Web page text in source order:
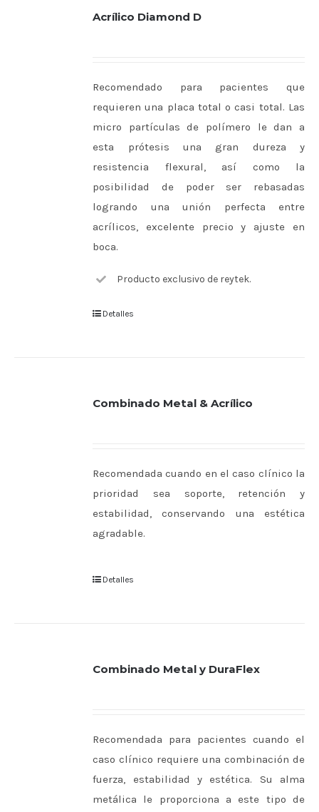
Acrílico Diamond D
Recomendado para pacientes que
requieren una placa total o casi total. Las
micro partículas de polímero le dan a
esta prótesis una gran dureza y
resistencia flexural, así como la
posibilidad de poder ser rebasadas
logrando una unión perfecta entre
acrílicos, excelente precio y ajuste en
boca.
Producto exclusivo de reytek.
Detalles
Combinado Metal & Acrílico
Recomendada cuando en el caso clínico la
prioridad sea soporte, retención y
estabilidad, conservando una estética
agradable.
Detalles
Combinado Metal y DuraFlex
Recomendada para pacientes cuando el
caso clínico requiere una combinación de
fuerza, estabilidad y estética. Su alma
metálica le proporciona a este tipo de